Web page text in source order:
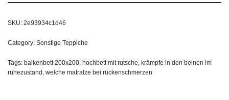
SKU: 2e93934c1d46
Category: Sonstige Teppiche
Tags: balkenbett 200x200, hochbett mit rutsche, krämpfe in den beinen im
ruhezustand , welche matratze bei rückenschmerzen